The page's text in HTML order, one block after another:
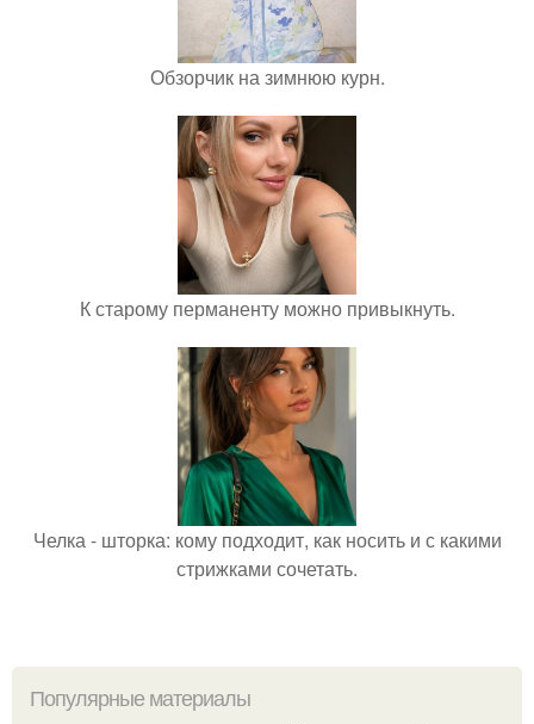
Обзорчик на зимнюю курн.
К старому перманенту можно привыкнуть.
Челка - шторка: кому подходит, как носить и с какими
стрижками сочетать.
Популярные материалы